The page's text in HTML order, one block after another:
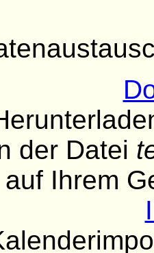
der Datei
auf Ihrem